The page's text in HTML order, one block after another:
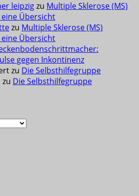
leipzigzu Multiple Sklerose (MS)
Übersicht
zu Multiple Sklerose (MS)
Übersicht
gegen Inkontinenz
zu Die Selbsthilfegruppe
zu Die Selbsthilfegruppe